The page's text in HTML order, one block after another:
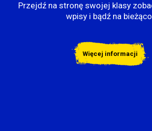
Przejdź na stronę swojej klasy
wpisy i bądź na
Więcej informacji